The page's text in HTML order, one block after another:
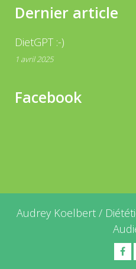
Dernier article
DietGPT :-)
1 avril 2025
Facebook
Audrey Koelbert /